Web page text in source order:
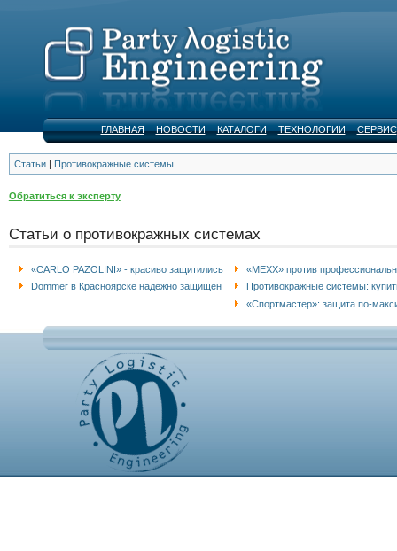
ГЛАВНАЯ НОВОСТИ КАТАЛОГИ ТЕХНОЛОГИИ СЕРВИС
Статьи| Противокражные системы
Обратиться к эксперту
Статьи о противокражных системах
«CARLO PAZOLINI» - красиво защитились
Dommer в Красноярске надёжно защищён
«MEXX» против
Противокражные системы:
«Спортмастер»: защита по-